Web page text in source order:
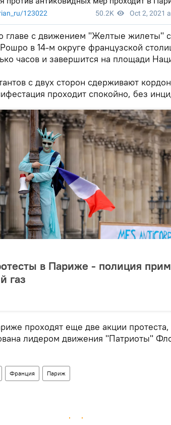
главе с движением "Желтые жилеты"
в 14-м округе французской
часов и завершится на площади
с двух сторон сдерживают
проходит спокойно, без
в Париже - полиция
газ
проходят еще две акции протеста,
лидером движения "Патриоты"
Франция Париж